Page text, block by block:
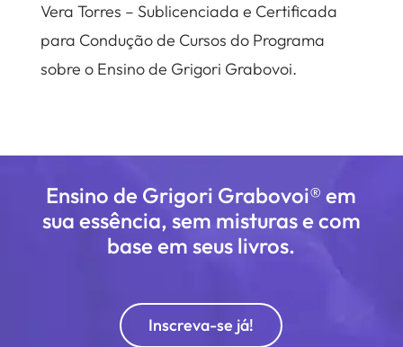
Vera Torres – Sublicenciada e Certificada
para Condução de Cursos do Programa
sobre o Ensino de Grigori Grabovoi.
Ensino de Grigori Grabovoi® em
sua essência, sem misturas e com
base em seus livros.
Inscreva-se já!